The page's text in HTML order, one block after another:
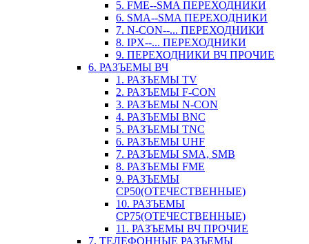
5. FME--SMA ПЕРЕХОДНИКИ
6. SMA--SMA ПЕРЕХОДНИКИ
7. N-CON--... ПЕРЕХОДНИКИ
8. IPX--... ПЕРЕХОДНИКИ
9. ПЕРЕХОДНИКИ ВЧ ПРОЧИЕ
6. РАЗЪЕМЫ ВЧ
1. РАЗЪЕМЫ TV
2. РАЗЪЕМЫ F-CON
3. РАЗЪЕМЫ N-CON
4. РАЗЪЕМЫ BNC
5. РАЗЪЕМЫ TNC
6. РАЗЪЕМЫ UHF
7. РАЗЪЕМЫ SMA, SMB
8. РАЗЪЕМЫ FME
9. РАЗЪЕМЫ
СР50(ОТЕЧЕСТВЕННЫЕ)
10. РАЗЪЕМЫ
СР75(ОТЕЧЕСТВЕННЫЕ)
11. РАЗЪЕМЫ ВЧ ПРОЧИЕ
7. ТЕЛЕФОННЫЕ РАЗЪЕМЫ